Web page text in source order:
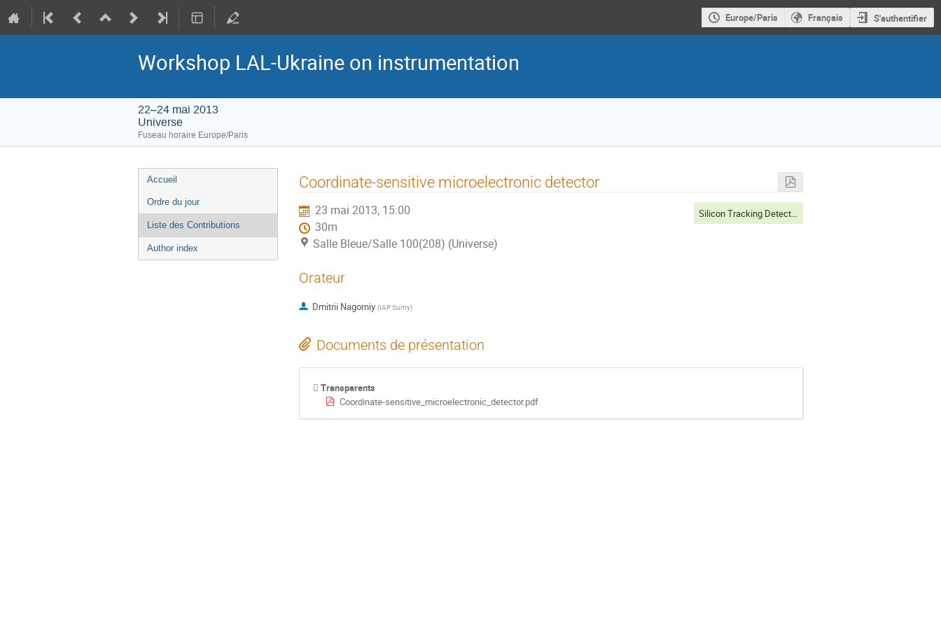
Europe/Paris Français S'authentifier
Workshop LAL-Ukraine on instrumentation
22–24 mai 2013
Universe
Fuseau horaire Europe/Paris
Menu
de
l'événement
Accueil
Ordre du jour
Liste des Contributions
Author index
Coordinate-sensitive microelectronic detector
23 mai 2013, 15:00
30m
Salle Bleue/Salle 100(208) (Universe)
Silicon Tracking Detectors
Orateur
Dmitrii Nagorniy (IAP Sumy)
Documents de présentation
Transparents
Coordinate-sensitive_microelectronic_detector.pdf